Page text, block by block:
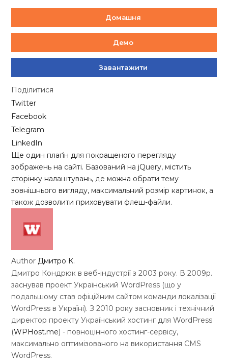
Домашня
Демо
Завантажити
Поділитися
Twitter
Facebook
Telegram
LinkedIn
Ще один плаґін для покращеного перегляду
зображень на сайті. Базований на jQuery, містить
сторінку налаштувань, де можна обрати тему
зовнішнього вигляду, максимальний розмір картинок, а
також дозволити приховувати флеш-файли.
Author Дмитро К.
Дмитро Кондрюк в веб-індустрії з 2003 року. В 2009р.
заснував проект Український WordPress (що у
подальшому став офіційним сайтом команди локалізації
WordPress в Україні). З 2010 року засновник і технічний
директор проекту Український хостинг для WordPress
(WPHost.me) - повноцінного хостинг-сервісу,
максимально оптимізованого на використання CMS
WordPress.